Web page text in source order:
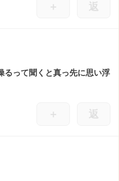
＋ 返
るって聞くと真っ先に思い浮
＋ 返